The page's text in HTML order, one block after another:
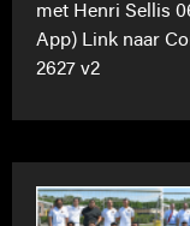
met Henri Sellis
App) Link naar
2627 v2